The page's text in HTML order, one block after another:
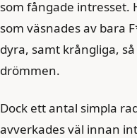
som fångade intresset.
som väsnades av bara
dyra, samt krångliga,
drömmen.
Dock ett antal simpla
avverkades väl innan